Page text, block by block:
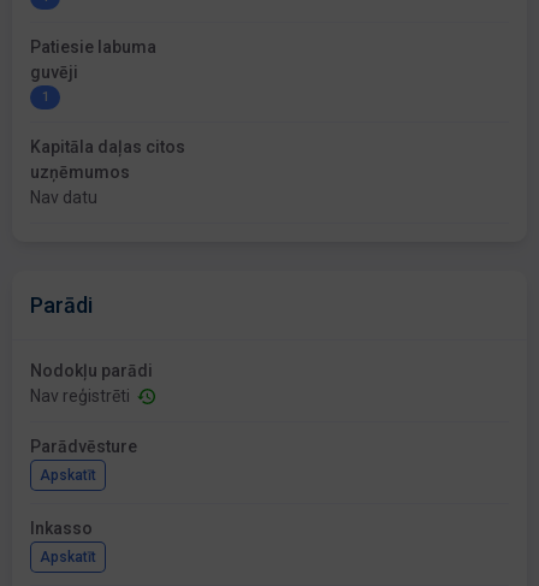
Patiesie labuma
guvēji
1
Kapitāla daļas citos
uzņēmumos
Nav datu
Parādi
Nodokļu parādi
Nav reģistrēti
Parādvēsture
Apskatīt
Inkasso
Apskatīt